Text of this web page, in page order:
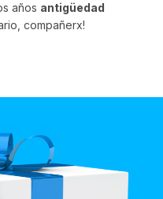
años antigüedad
compañerx!